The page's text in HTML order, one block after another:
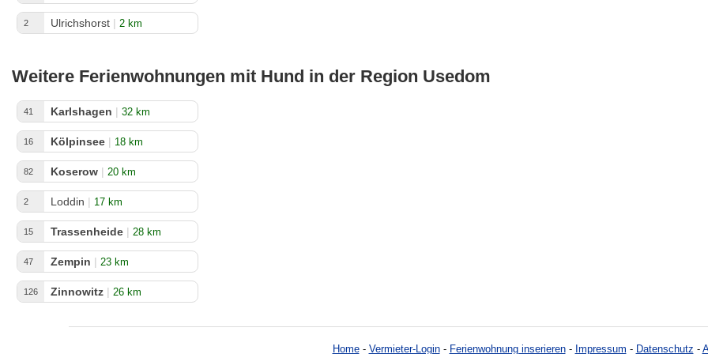
2 Ulrichshorst | 2 km
Weitere Ferienwohnungen mit Hund in der Region Usedom
41 Karlshagen | 32 km
16 Kölpinsee | 18 km
82 Koserow | 20 km
2 Loddin | 17 km
15 Trassenheide | 28 km
47 Zempin | 23 km
126 Zinnowitz | 26 km
Home- Vermieter-Login- Ferienwohnung inserieren- Impressum - Datenschutz -